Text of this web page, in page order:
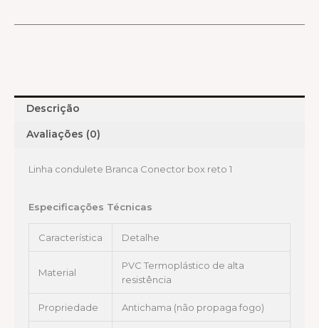
Descrição
Avaliações (0)
Linha condulete Branca Conector box reto 1
Especificações Técnicas
Característica Detalhe
Material
PVC Termoplástico de alta
resistência
Propriedade Antichama (não propaga fogo)